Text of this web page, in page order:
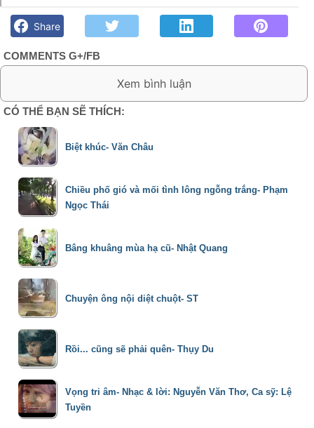
bè. Chút gì để nhớ!
Share
COMMENTS G+/FB
0 Comment:
CÓ THỂ BẠN SẼ THÍCH:
Biệt khúc- Văn Châu
Chiều phố gió và mối tình lông ngỗng trắng- Phạm
Ngọc Thái
Bâng khuâng mùa hạ cũ- Nhật Quang
Chuyện ông nội diệt chuột- ST
Rồi... cũng sẽ phải quên- Thụy Du
Vọng tri âm- Nhạc & lời: Nguyễn Văn Thơ, Ca sỹ: Lệ
Tuyền